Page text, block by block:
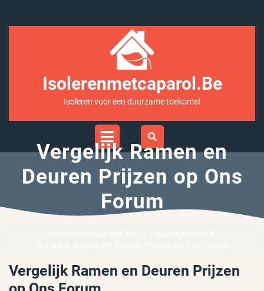
Isolerenmetcaparol.be
Isoleren voor een duurzame toekomst
Open
Vergelijk Ramen en
Deuren Prijzen op Ons
Forum
Vergelijk Ramen en Deuren Prijzen